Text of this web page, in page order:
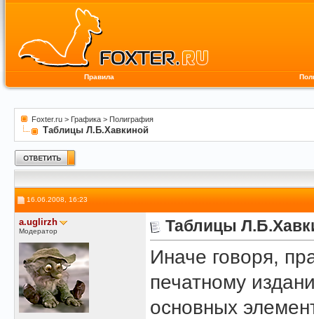
Правила
Foxter.ru > Графика > Полиграфия
Таблицы Л.Б.Хавкиной
16.06.2008, 16:23
a.uglirzh
Модератор Таблицы
Иначе говоря,
печатному
основных